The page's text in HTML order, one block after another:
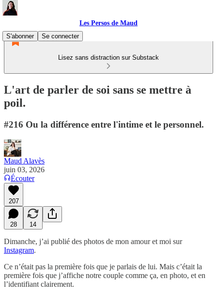
Les Persos de Maud
S'abonner
Se connecter
Lisez sans distraction sur Substack
L'art de parler de soi sans se mettre à
poil.
#216 Ou la différence entre l'intime et le personnel.
Maud Alavès
juin 03, 2026
Écouter
207
28 14
Dimanche, j’ai publié des photos de mon amour et moi sur
Instagram.
Ce n’était pas la première fois que je parlais de lui. Mais c’était la
première fois que j’affiche notre couple comme ça, en photo, et en
l’identifiant clairement.